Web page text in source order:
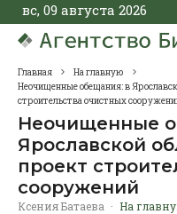
вс, 09 августа 2026
Главная
На главную
Неочищенные обещания: в
строительства очистных
Неочищенные
Ярославской
проект
сооружений
Ксения Батаева · На